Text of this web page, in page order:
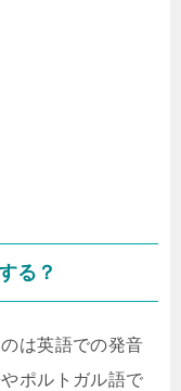
る？
は英語での発音
ポルトガル語で